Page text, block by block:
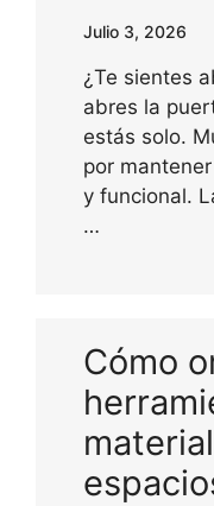
Julio 3, 2026
¿Te sientes
abres la
estás solo.
por
y funcional.
…
Cómo